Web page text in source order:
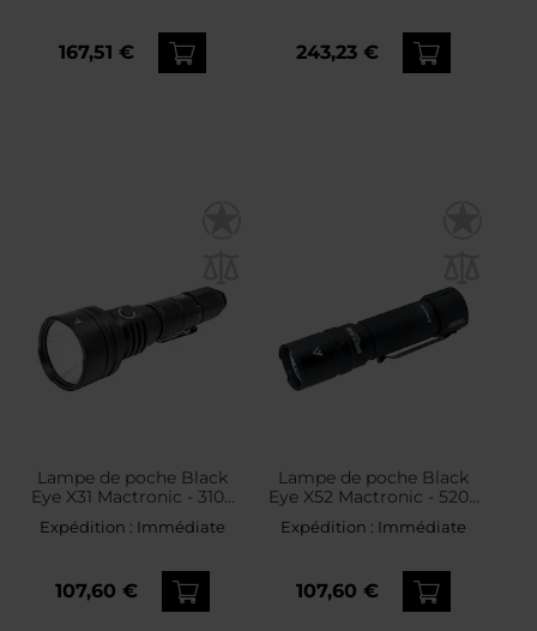
167,51 € 243,23 €
Lampe de poche Black
Eye X31 Mactronic - 3100
lumens
Expédition : Immédiate
107,60 €
Lampe de poche Black
Eye X52 Mactronic - 5200
lumens
Expédition : Immédiate
107,60 €